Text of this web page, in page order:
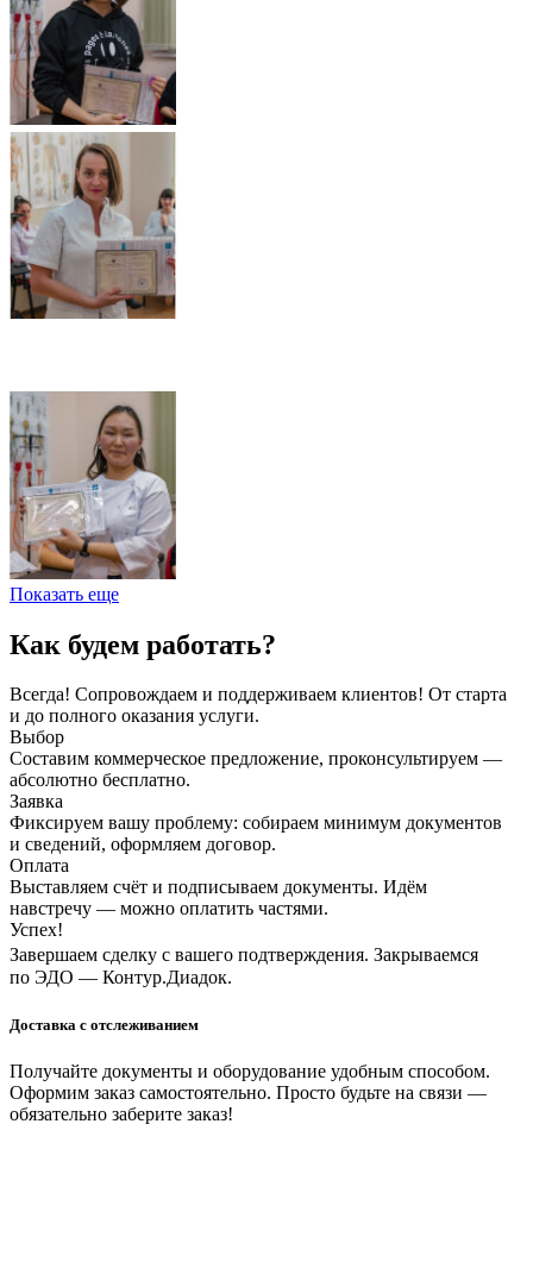
Показать еще
Как будем работать?
Всегда! Сопровождаем и поддерживаем клиентов! От старта
и до полного оказания услуги.
Выбор
Составим коммерческое предложение, проконсультируем —
абсолютно бесплатно.
Заявка
Фиксируем вашу проблему: собираем минимум документов
и сведений, оформляем договор.
Оплата
Выставляем счёт и подписываем документы. Идём
навстречу — можно оплатить частями.
Успех!
Завершаем сделку с вашего подтверждения. Закрываемся
по ЭДО — Контур.Диадок.
Доставка с отслеживанием
Получайте документы и оборудование удобным способом.
Оформим заказ самостоятельно. Просто будьте на связи —
обязательно заберите заказ!